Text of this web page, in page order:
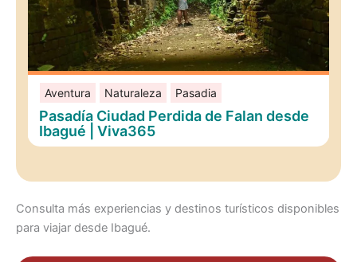
Aventura Naturaleza Pasadia
Pasadía Ciudad Perdida de Falan desde
Ibagué | Viva365
Consulta más experiencias y destinos turísticos disponibles
para viajar desde Ibagué.